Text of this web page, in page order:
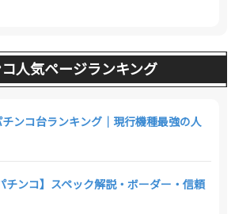
人気ページランキング
チンコ台ランキング｜現行機種最強の人
チンコ】スペック解説・ボーダー・信頼